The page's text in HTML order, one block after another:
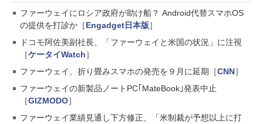
ファーウェイにロシア政府が助け船？ Android代替スマホOS
の提供を打診か［Engadget日本版］
ドコモ阿佐美副社長、「ファーウェイと米国の状況」に注視
［ケータイWatch］
ファーウェイ、折り畳みスマホの発売を９月に延期［CNN］
ファーウェイの新製品ノートPC｢MateBook｣発表中止
［GIZMODO］
ファーウェイ業績見通し下方修正、「米制裁が予想以上に打